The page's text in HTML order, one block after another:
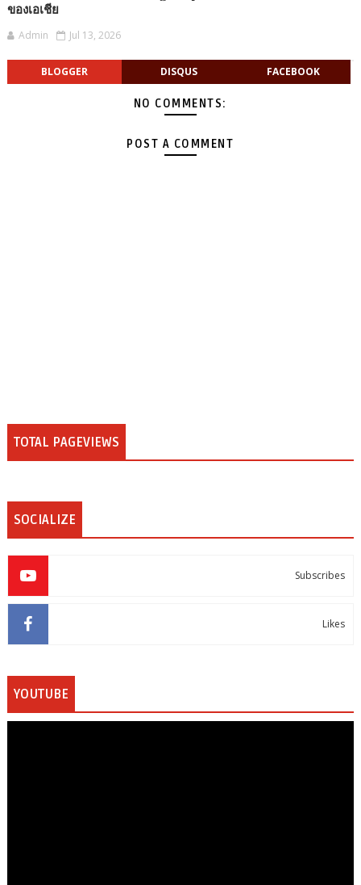
ของเอเชีย
Admin Jul 13, 2026
BLOGGER DISQUS FACEBOOK
NO COMMENTS:
POST A COMMENT
TOTAL PAGEVIEWS
SOCIALIZE
Subscribes
Likes
YOUTUBE